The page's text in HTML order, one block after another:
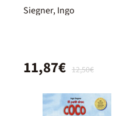
Siegner, Ingo
12,50€
11,87€